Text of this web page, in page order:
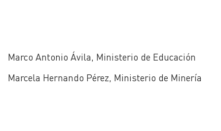
Marco Antonio Ávila, Ministerio de Educación
Marcela Hernando Pérez, Ministerio de Minería